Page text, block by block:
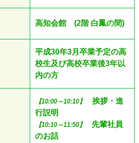
高知会館 (2階 白鳳の間)
平成30年3月卒業予定の高
校生及び高校卒業後3年以
内の方
【10:00～10:10】
挨拶・進
行説明
【10:10～11:50】
先輩社員
のお話